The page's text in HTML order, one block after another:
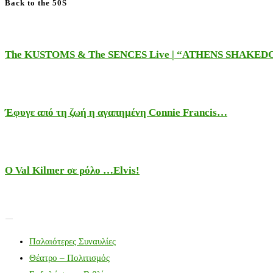
Back to the 50S
The KUSTOMS & The SENCES Live | “ATHENS
Έφυγε από τη ζωή η αγαπημένη Connie Francis…
Ο Val Kilmer σε ρόλο …Elvis!
Παλαιότερες Συναυλίες
Θέατρο – Πολιτισμός